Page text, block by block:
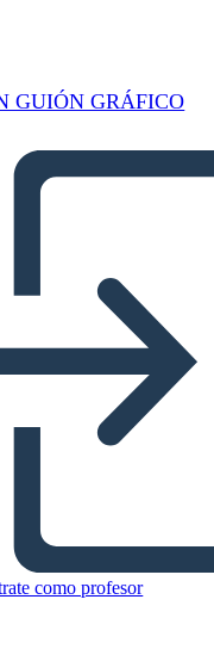
GUIÓN GRÁFICO
como profesor
gráfico